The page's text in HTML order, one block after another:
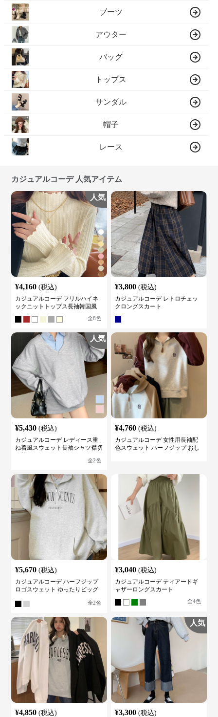
ブーツ
アウター
バッグ
トップス
サンダル
帽子
レース
カジュアルコーデ 人気アイテム
人気
¥4,160 (税込)
カジュアルコーデ フリルハイネ
ックニットトップス長袖韓国風
全8色
¥3,800 (税込)
カジュアルコーデ レトロチェッ
クロングスカート
人気
¥5,430 (税込)
カジュアルコーデ レディース重
ね着風スウェット長袖シャツ襟切
全2色
¥4,760 (税込)
カジュアルコーデ 女性用長袖配
色スウェット ハーフジップ おし
¥5,670 (税込)
カジュアルコーデ ハーフジップ
ロゴスウェット ゆったりビッグ
全2色
¥3,040 (税込)
カジュアルコーデ ティアードギ
ャザーロングスカート
全4色
¥4,850 (税込)
人気
¥3,300 (税込)